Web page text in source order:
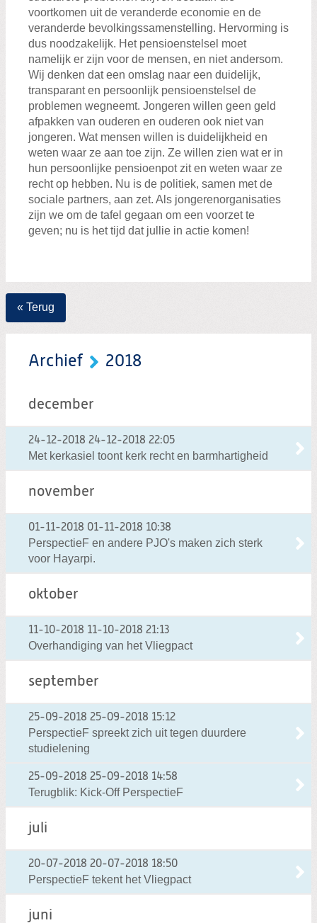
voortkomen uit de veranderde economie en de
veranderde bevolkingssamenstelling. Hervorming is
dus noodzakelijk. Het pensioenstelsel moet
namelijk er zijn voor de mensen, en niet andersom.
Wij denken dat een omslag naar een duidelijk,
transparant en persoonlijk pensioenstelsel de
problemen wegneemt. Jongeren willen geen geld
afpakken van ouderen en ouderen ook niet van
jongeren. Wat mensen willen is duidelijkheid en
weten waar ze aan toe zijn. Ze willen zien wat er in
hun persoonlijke pensioenpot zit en weten waar ze
recht op hebben. Nu is de politiek, samen met de
sociale partners, aan zet. Als jongerenorganisaties
zijn we om de tafel gegaan om een voorzet te
geven; nu is het tijd dat jullie in actie komen!
« Terug
Archief 2018
december
24-12-2018 24-12-2018 22:05
Met kerkasiel toont kerk recht en barmhartigheid
november
01-11-2018 01-11-2018 10:38
PerspectieF en andere PJO's maken zich sterk
voor Hayarpi.
oktober
11-10-2018 11-10-2018 21:13
Overhandiging van het Vliegpact
september
25-09-2018 25-09-2018 15:12
PerspectieF spreekt zich uit tegen duurdere
studielening
25-09-2018 25-09-2018 14:58
Terugblik: Kick-Off PerspectieF
juli
20-07-2018 20-07-2018 18:50
PerspectieF tekent het Vliegpact
juni